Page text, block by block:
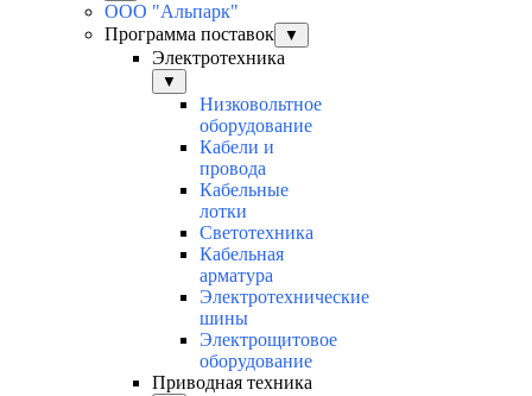
ООО "Альпарк"
Программа поставок
▼
Электротехника
▼
Низковольтное
оборудование
Кабели и
провода
Кабельные
лотки
Светотехника
Кабельная
арматура
Электротехнические
шины
Электрощитовое
оборудование
Приводная техника